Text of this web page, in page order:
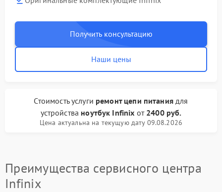
Получить консультацию
Наши цены
Стоимость услуги ремонт цепи питаниядля
устройства ноутбук Infinix от 2400 руб.
Цена актуальна на текущую дату 09.08.2026
Преимущества сервисного центра
Infinix